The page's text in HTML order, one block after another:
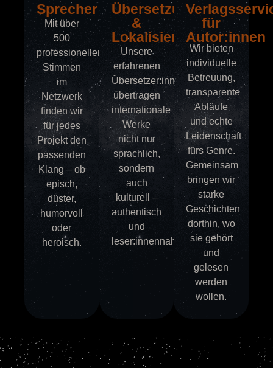
Sprecher:innenvermittlung
Mit über
500
professionellen
Stimmen
im
Netzwerk
finden wir
für jedes
Projekt den
passenden
Klang – ob
episch,
düster,
humorvoll
oder
heroisch.
Übersetzung
&
Lokalisierung
Unsere
erfahrenen
Übersetzer:innen
übertragen
internationale
Werke
nicht nur
sprachlich,
sondern
auch
kulturell –
authentisch
und
leser:innennah.
für
Autor:innen
Wir bieten
individuelle
Betreuung,
transparente
Abläufe
und echte
Leidenschaft
fürs Genre.
Gemeinsam
bringen wir
starke
Geschichten
dorthin, wo
sie gehört
und
gelesen
werden
wollen.